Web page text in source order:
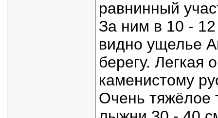
равнинный
За ним в 10 -
видно ущелье
берегу. Легкая
каменистому
Очень тяжёлое